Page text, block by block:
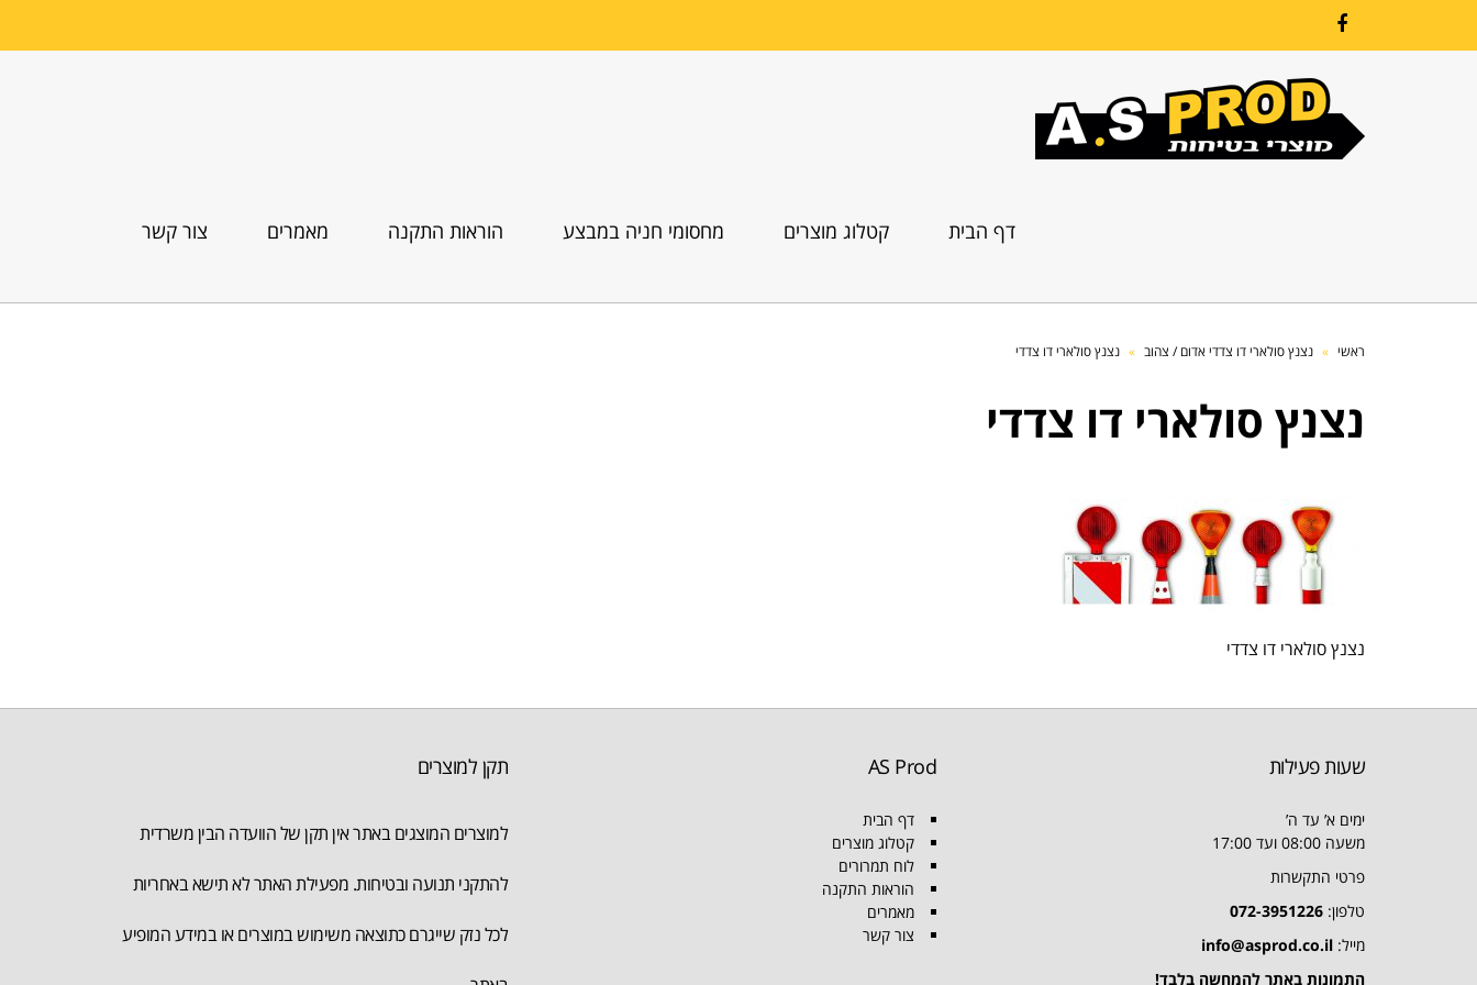
דף הבית קטלוג מוצרים מחסומי חניה במבצע הוראות התקנה מאמרים צור קשר
ראשי » נצנץ סולארי דו צדדי אדום / צהוב » נצנץ סולארי דו צדדי
נצנץ סולארי דו צדדי
נצנץ סולארי דו צדדי
שעות פעילות
ימים א’ עד ה’
משעה 08:00 ועד 17:00
פרטי התקשרות
טלפון: 072-3951226
מייל: info@asprod.co.il
התמונות באתר להמחשה בלבד!
AS Prod
דף הבית
קטלוג מוצרים
לוח תמרורים
הוראות התקנה
מאמרים
צור קשר
תקן למוצרים
למוצרים המוצגים באתר אין תקן של הוועדה הבין משרדית
להתקני תנועה ובטיחות. מפעילת האתר לא תישא באחריות
לכל נזק שייגרם כתוצאה משימוש במוצרים או במידע המופיע